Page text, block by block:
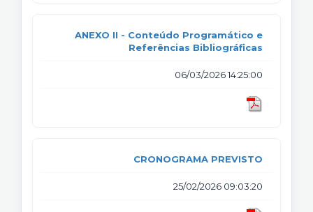
ANEXO II - Conteúdo Programático e
Referências Bibliográficas
06/03/2026 14:25:00
CRONOGRAMA PREVISTO
25/02/2026 09:03:20